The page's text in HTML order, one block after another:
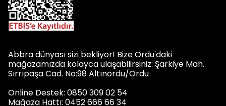
Abbra dünyası sizi bekliyor! Bize Ordu'daki
mağazamızda kolayca ulaşabilirsiniz: Şarkiye Mah.
Sırrıpaşa Cad. No:98 Altınordu/Ordu
Online Destek: 0850 309 02 54
Mağaza Hattı: 0452 666 66 34